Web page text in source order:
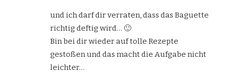
und ich darf dir verraten, dass das Baguette
richtig deftig wird… 🙂
Bin bei dir wieder auf tolle Rezepte
gestoßen und das macht die Aufgabe nicht
leichter…